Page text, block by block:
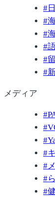
#
#
#
#
#
#
メディア
#
#
#
#
#
#
#